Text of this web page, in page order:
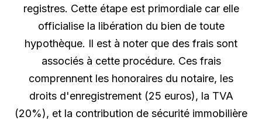
registres. Cette étape est primordiale car elle
officialise la libération du bien de toute
hypothèque. Il est à noter que des frais sont
associés à cette procédure. Ces frais
comprennent les honoraires du notaire, les
droits d'enregistrement (25 euros), la TVA
(20%), et la contribution de sécurité immobilière